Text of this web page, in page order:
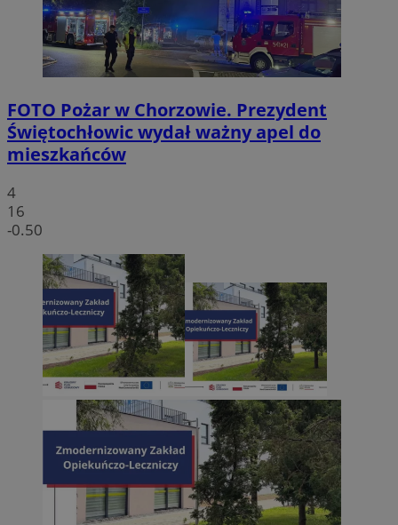
FOTO Pożar w Chorzowie. Prezydent
Świętochłowic wydał ważny apel do
mieszkańców
4
16
-0.50